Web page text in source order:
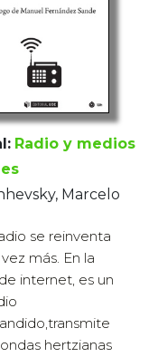
Radio y medios
Marcelo
se reinventa
más. En la
internet, es un
hertzianas